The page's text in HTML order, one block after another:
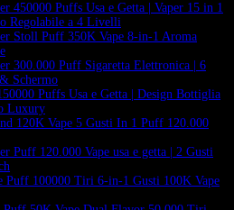
450000 Puffs Usa e Getta | Vaper 15 in 1
Regolabile a 4 Livelli
Stoll Puff 350K Vape 8-in-1 Aroma
300.000 Puff Sigaretta Elettronica | 6
Schermo
Puffs Usa e Getta | Design Bottiglia
Luxury
120K Vape 5 Gusti In 1 Puff 120.000
Puff 120.000 Vape usa e getta | 2 Gusti
Puff 100000 Tiri 6-in-1 Gusti 100K Vape